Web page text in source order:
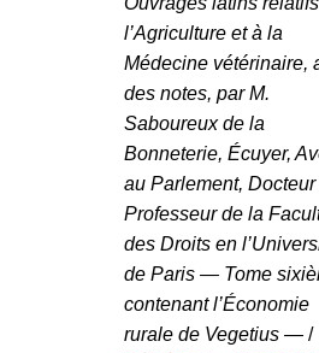
l’Agriculture et à la
Médecine vétérinaire,
des notes, par M.
Saboureux de la
Bonneterie, Écuyer,
au Parlement, Docteur
Professeur de la
des Droits en
de Paris — Tome
contenant l’Économie
rurale de Vegetius — /